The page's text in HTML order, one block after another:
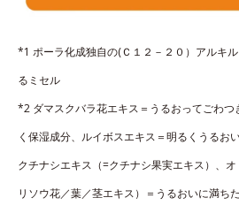
*1 ポーラ化成独自の(Ｃ１２－２０）アルキ
るミセル
*2 ダマスクバラ花エキス＝うるおってごわ
く保湿成分、ルイボスエキス＝明るくうるお
クチナシエキス（=クチナシ果実エキス）、
リソウ花／葉／茎エキス）＝うるおいに満ち